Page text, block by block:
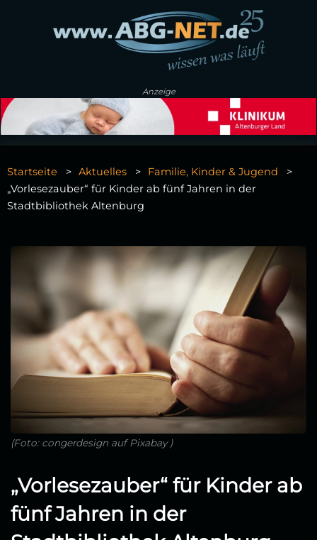
Anzeige
Startseite Aktuelles
Familie, Kinder & Jugend
„Vorlesezauber“ für Kinder ab fünf Jahren in der
Stadtbibliothek Altenburg
(Foto: congerdesign auf Pixabay )
„Vorlesezauber“ für Kinder ab
fünf Jahren in der